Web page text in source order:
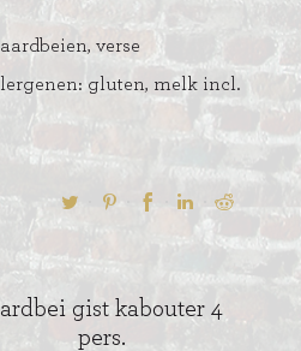
verse
gluten, melk incl.
gist kabouter 4
pers.